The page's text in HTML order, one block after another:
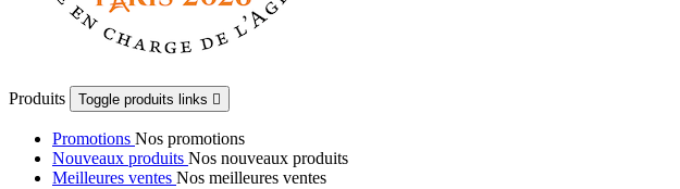
Produits Toggle produits links 
Promotions Nos promotions
Nouveaux produits Nos nouveaux produits
Meilleures ventes Nos meilleures ventes